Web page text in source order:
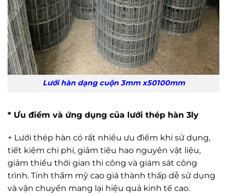
Lưới hàn dạng cuộn 3mm x50100mm
* Ưu điểm và ứng dụng của lưới thép hàn 3ly
+ Lưới thép hàn có rất nhiều ưu điểm khi sử dụng,
tiết kiệm chi phí, giảm tiêu hao nguyên vật liệu,
giảm thiểu thời gian thi công và giám sát công
trình. Tính thẩm mỹ cao giá thành thấp dễ sử dụng
và vận chuyển mang lại hiệu quả kinh tế cao.